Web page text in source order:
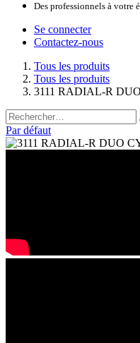
Des professionnels à votre
Se connecter
Contactez-nous
Tous les produits
Tous les produits
3111 RADIAL-R
Par défaut